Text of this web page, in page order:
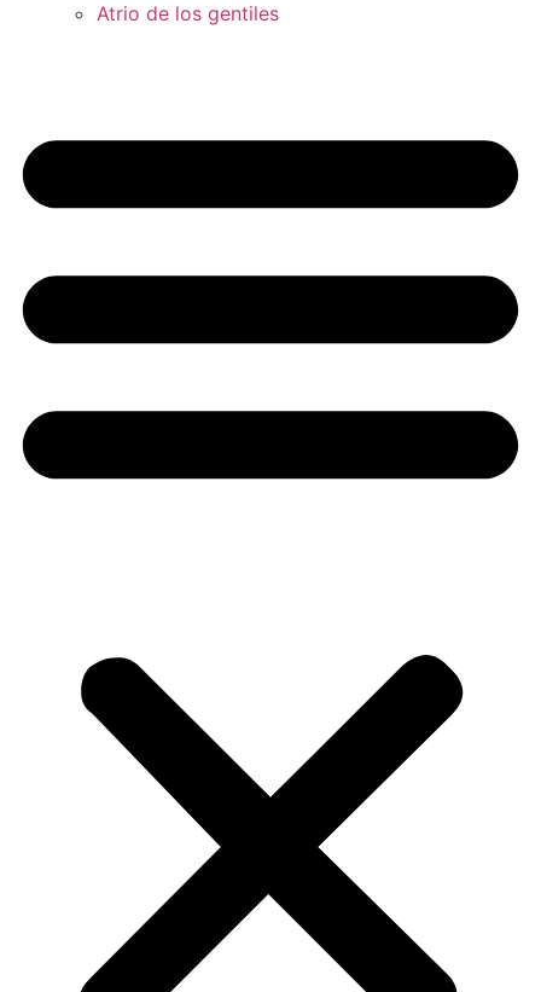
Atrio de los gentiles